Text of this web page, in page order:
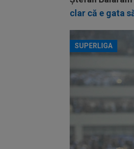
clar că e gata
SUPERLIGA